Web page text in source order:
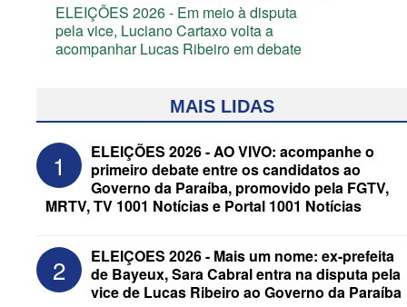
ELEIÇÕES 2026 - Em meio à disputa
pela vice, Luciano Cartaxo volta a
acompanhar Lucas Ribeiro em debate
MAIS LIDAS
1
ELEIÇÕES 2026 - AO VIVO: acompanhe o
primeiro debate entre os candidatos ao
Governo da Paraíba, promovido pela FGTV,
MRTV, TV 1001 Notícias e Portal 1001 Notícias
2
ELEIÇOES 2026 - Mais um nome: ex-prefeita
de Bayeux, Sara Cabral entra na disputa pela
vice de Lucas Ribeiro ao Governo da Paraíba